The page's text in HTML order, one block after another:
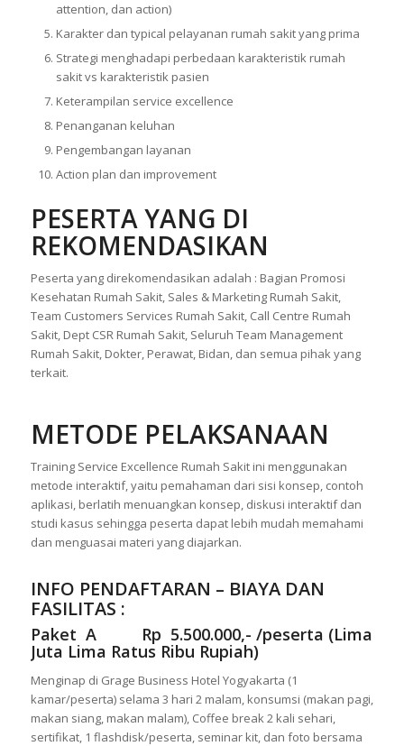
attention, dan action)
Karakter dan typical pelayanan rumah sakit yang prima
Strategi menghadapi perbedaan karakteristik rumah
sakit vs karakteristik pasien
Keterampilan service excellence
Penanganan keluhan
Pengembangan layanan
Action plan dan improvement
PESERTA YANG DI
REKOMENDASIKAN
Peserta yang direkomendasikan adalah : Bagian Promosi
Kesehatan Rumah Sakit, Sales & Marketing Rumah Sakit,
Team Customers Services Rumah Sakit, Call Centre Rumah
Sakit, Dept CSR Rumah Sakit, Seluruh Team Management
Rumah Sakit, Dokter, Perawat, Bidan, dan semua pihak yang
terkait.
METODE PELAKSANAAN
Training Service Excellence Rumah Sakit ini menggunakan
metode interaktif, yaitu pemahaman dari sisi konsep, contoh
aplikasi, berlatih menuangkan konsep, diskusi interaktif dan
studi kasus sehingga peserta dapat lebih mudah memahami
dan menguasai materi yang diajarkan.
INFO PENDAFTARAN – BIAYA DAN
FASILITAS :
Paket A Rp 5.500.000,- /peserta (Lima
Juta Lima Ratus Ribu Rupiah)
Menginap di Grage Business Hotel Yogyakarta (1
kamar/peserta) selama 3 hari 2 malam, konsumsi (makan pagi,
makan siang, makan malam), Coffee break 2 kali sehari,
sertifikat, 1 flashdisk/peserta, seminar kit, dan foto bersama